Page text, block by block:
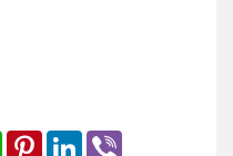
WhatsApp
Pinterest
LinkedIn